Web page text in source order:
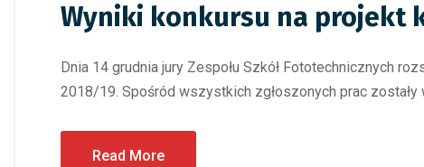
Wyniki konkursu na projekt
Dnia 14 grudnia jury Zespołu Szkół Fototechnicznych
2018/19. Spośród wszystkich zgłoszonych prac zostały
Read More